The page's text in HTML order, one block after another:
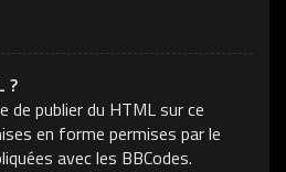
?
de publier du HTML sur ce
en forme permises par le
avec les BBCodes.